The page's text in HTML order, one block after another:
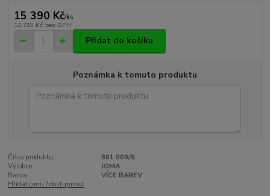
15 390 Kč/ks
12 719 Kč bez DPH
Přidat do košíku
Poznámka k tomuto produktu
Číslo produktu:
861 009/6
Výrobce:
JOMA
Barva:
VÍCE BAREV
Hlídat cenu / dostupnost